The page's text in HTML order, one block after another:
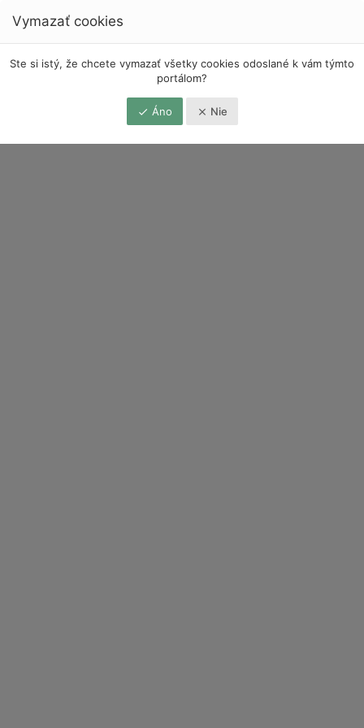
Vymazať cookies
Ste si istý, že chcete vymazať všetky cookies odoslané k vám týmto
portálom?
Áno Nie